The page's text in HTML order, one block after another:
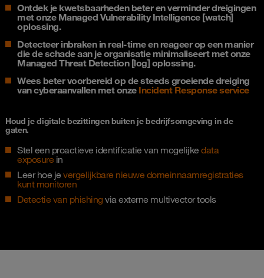
Ontdek je kwetsbaarheden beter en verminder dreigingen
met onze Managed Vulnerability Intelligence [watch]
oplossing.
Detecteer inbraken in real-time en reageer op een manier
die de schade aan je organisatie minimaliseert met onze
Managed Threat Detection [log] oplossing.
​​​​​​​Wees beter voorbereid op de steeds groeiende dreiging
van cyberaanvallen met onze Incident Response service
Houd je digitale bezittingen buiten je bedrijfsomgeving in de
gaten.
Stel een proactieve identificatie van mogelijke data
exposure in
Leer hoe je vergelijkbare nieuwe domeinnaamregistraties
kunt monitoren
Detectie van phishing via externe multivector tools